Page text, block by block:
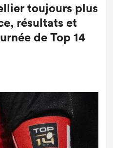
toujours plus
résultats et
de Top 14